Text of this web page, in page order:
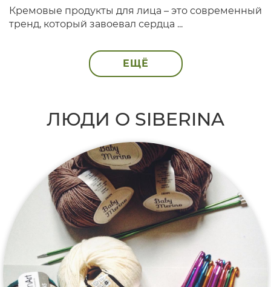
Кремовые продукты для лица – это современный
тренд, который завоевал сердца ...
ЕЩЁ
ЛЮДИ О SIBERINA